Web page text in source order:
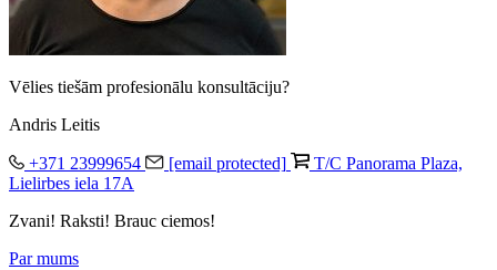
Vēlies tiešām profesionālu konsultāciju?
Andris Leitis
+371 23999654 [email protected]
T/C Panorama Plaza,
Lielirbes iela 17A
Zvani! Raksti! Brauc ciemos!
Par mums